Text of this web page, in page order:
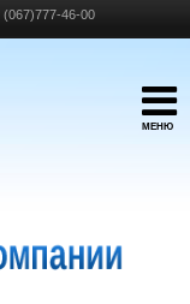
(067)777-46-00
МЕНЮ